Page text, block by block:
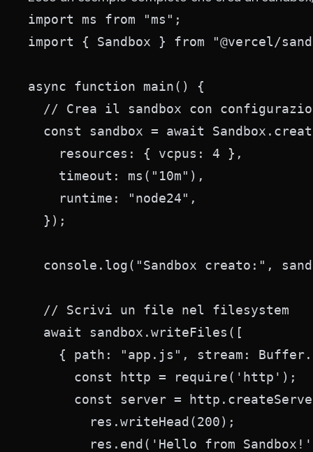
import ms from "ms";
import { Sandbox } from "@vercel/
async function main() {
// Crea il sandbox con
const sandbox = await
    resources: { vcpus: 4 },
    timeout: ms("10m"),
    runtime: "node24",
  });
console.log("Sandbox creato:",
  // Scrivi un file nel filesystem
  await sandbox.writeFiles([
{ path: "app.js", stream:
      const http = require('http');
const server =
        res.writeHead(200);
res.end('Hello from